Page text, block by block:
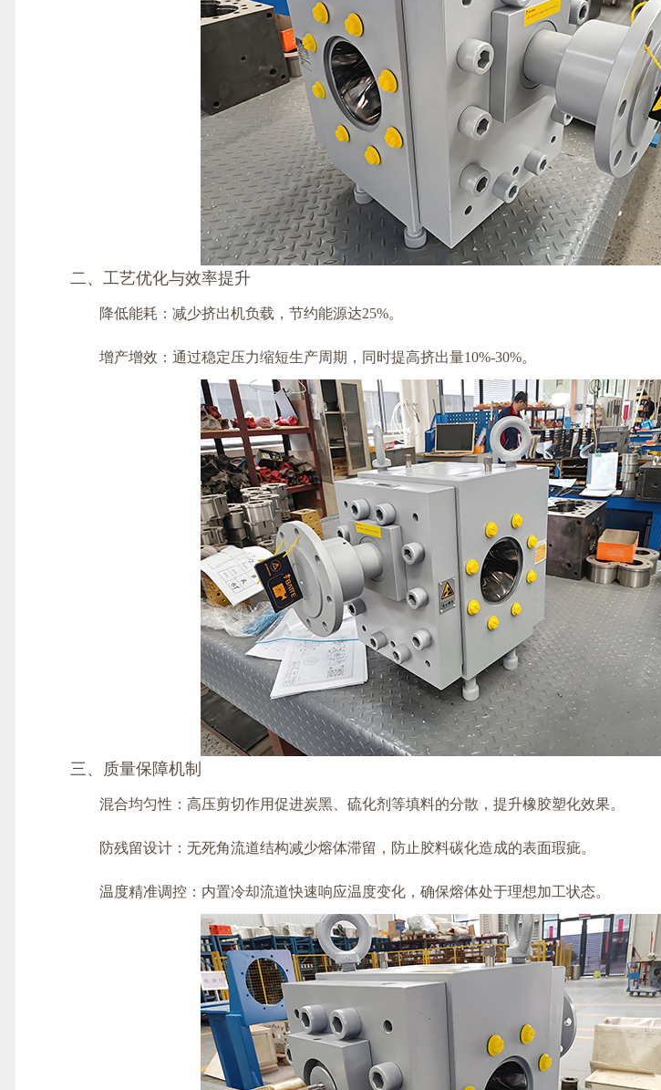
二、工艺优化与效率提升
降低能耗：减少挤出机负载，节约能源达25%‌。
增产增效：通过稳定压力缩短生产周期，同时提高挤出量10%-30%。
三、质量保障机制
混合均匀性：高压剪切作用促进炭黑、硫化剂等填料的分散，提升橡胶塑化效果。
防残留设计：无死角流道结构减少熔体滞留，防止胶料碳化造成的表面瑕疵。
温度精准调控：内置冷却流道快速响应温度变化，确保熔体处于理想加工状态。